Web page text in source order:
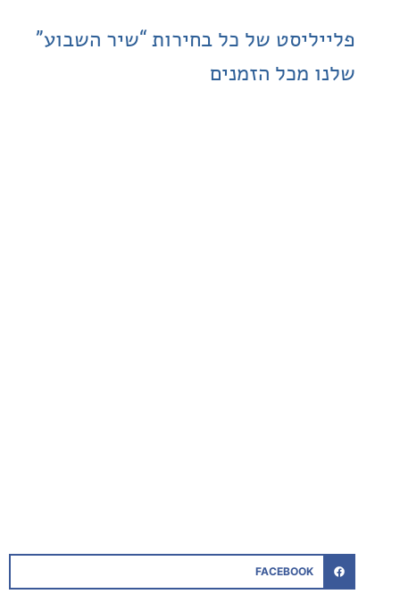
של כל בחירות “שיר השבוע”
מכל הזמנים
FACEBOOK